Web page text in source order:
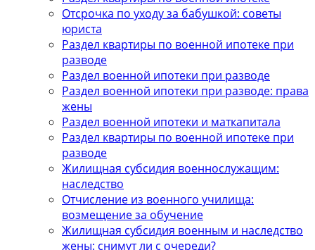
Отсрочка по уходу за бабушкой: советы
юриста
Раздел квартиры по военной ипотеке при
разводе
Раздел военной ипотеки при разводе
Раздел военной ипотеки при разводе: права
жены
Раздел военной ипотеки и маткапитала
Раздел квартиры по военной ипотеке при
разводе
Жилищная субсидия военнослужащим:
наследство
Отчисление из военного училища:
возмещение за обучение
Жилищная субсидия военным и наследство
жены: снимут ли с очереди?